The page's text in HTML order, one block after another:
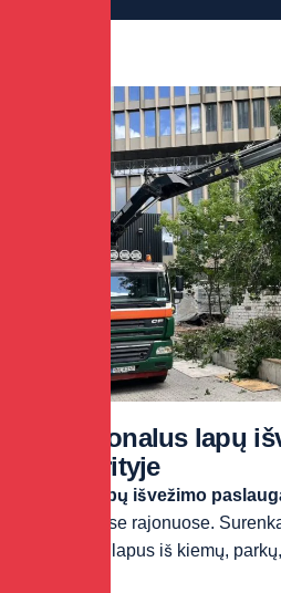
Profesionalus lapų
ir apskrityje
lapų išvežimo
aplinkiniuose rajonuose.
nukritusius lapus iš kiemų,